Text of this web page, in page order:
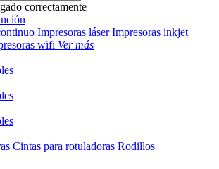
correctamente
Impresoras láserImpresoras inkjet
wifi Ver más
Cintas para rotuladoras Rodillos